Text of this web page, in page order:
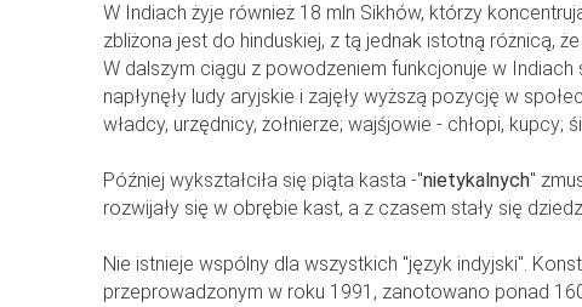
W Indiach żyje również 18 mln Sikhów, którzy
zbliżona jest do hinduskiej, z tą jednak istotną różnicą,
W dalszym ciągu z powodzeniem funkcjonuje w
napłynęły ludy aryjskie i zajęły wyższą pozycję w
władcy, urzędnicy, żołnierze; wajśjowie - chłopi, kupcy;
Później wykształciła się piąta kasta -"nietykalnych"
rozwijały się w obrębie kast, a z czasem stały się
Nie istnieje wspólny dla wszystkich "język indyjski".
przeprowadzonym w roku 1991, zanotowano ponad